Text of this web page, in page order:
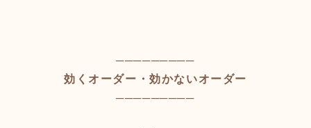
─────────
効くオーダー・効かないオーダー
─────────